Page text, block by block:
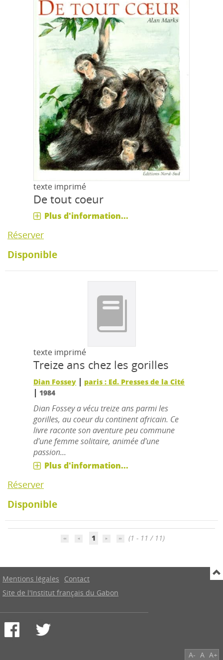
texte imprimé
De tout coeur
Plus d'information...
Réserver
Disponible
texte imprimé
Treize ans chez les gorilles
Dian Fossey | paris : Ed. Presses de la Cité
| 1984
Dian Fossey a vécu treize ans parmi les
gorilles, au coeur du continent africain. Ce
livre raconte son aventure peu commune
d'une femme solitaire, animée d'une
passion...
Plus d'information...
Réserver
Disponible
1 (1 - 11 / 11)
Mentions légales
Contact
Site de l'Institut français du Gabon
A- A A+